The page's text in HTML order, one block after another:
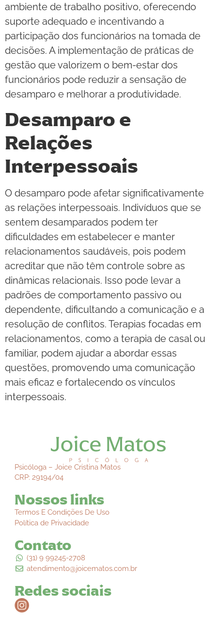
ambiente de trabalho positivo, oferecendo
suporte adequado e incentivando a
participação dos funcionários na tomada de
decisões. A implementação de práticas de
gestão que valorizem o bem-estar dos
funcionários pode reduzir a sensação de
desamparo e melhorar a produtividade.
Desamparo e
Relações
Interpessoais
O desamparo pode afetar significativamente
as relações interpessoais. Indivíduos que se
sentem desamparados podem ter
dificuldades em estabelecer e manter
relacionamentos saudáveis, pois podem
acreditar que não têm controle sobre as
dinâmicas relacionais. Isso pode levar a
padrões de comportamento passivo ou
dependente, dificultando a comunicação e a
resolução de conflitos. Terapias focadas em
relacionamentos, como a terapia de casal ou
familiar, podem ajudar a abordar essas
questões, promovendo uma comunicação
mais eficaz e fortalecendo os vínculos
interpessoais.
Psicóloga – Joice Cristina Matos
CRP: 29194/04
Nossos links
Termos E Condições De Uso
Política de Privacidade
Contato
(31) 9 99245-2708
atendimento@joicematos.com.br
Redes sociais